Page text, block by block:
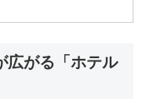
広がる「ホテル